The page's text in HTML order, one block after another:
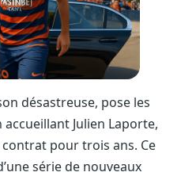
désastreuse, pose les
accueillant Julien Laporte,
pour trois ans. Ce
série de nouveaux